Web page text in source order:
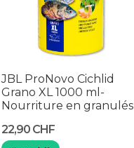
JBL ProNovo Cichlid
Grano XL 1000 ml-
Nourriture en granulés
22,90 CHF